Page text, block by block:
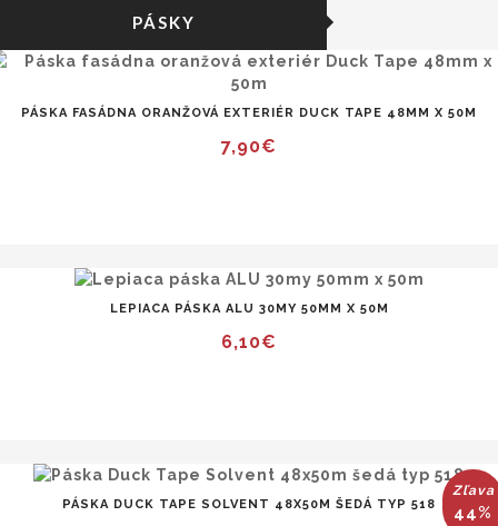
PÁSKY
PÁSKA FASÁDNA ORANŽOVÁ EXTERIÉR DUCK TAPE 48MM X 50M
7,90€
LEPIACA PÁSKA ALU 30MY 50MM X 50M
6,10€
Zľava
44%
PÁSKA DUCK TAPE SOLVENT 48X50M ŠEDÁ TYP 518